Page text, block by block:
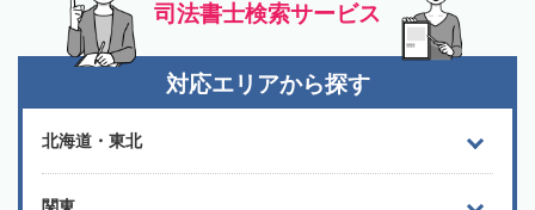
司法書士検索サービス
対応エリアから探す
北海道・東北